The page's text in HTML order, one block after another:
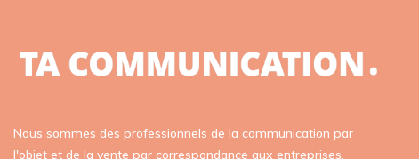
Nous sommes des professionnels de la communication par
l'objet et de la vente par correspondance aux entreprises,